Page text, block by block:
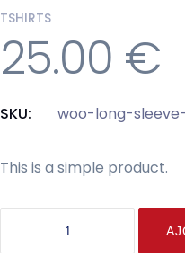
TSHIRTS
25.00 €
SKU: woo-long-
This is a simple product.
de